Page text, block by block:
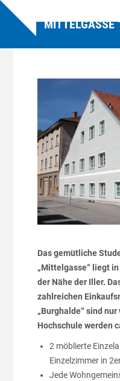
MITTELGASSE
Das gemütliche
„Mittelgasse“ liegt
der Nähe der Iller.
zahlreichen
„Burghalde“ sind
Hochschule werden
2 möblierte
Einzelzimmer in
Jede